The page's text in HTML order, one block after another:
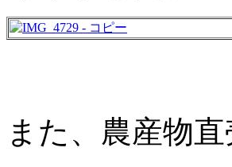
また、農産物